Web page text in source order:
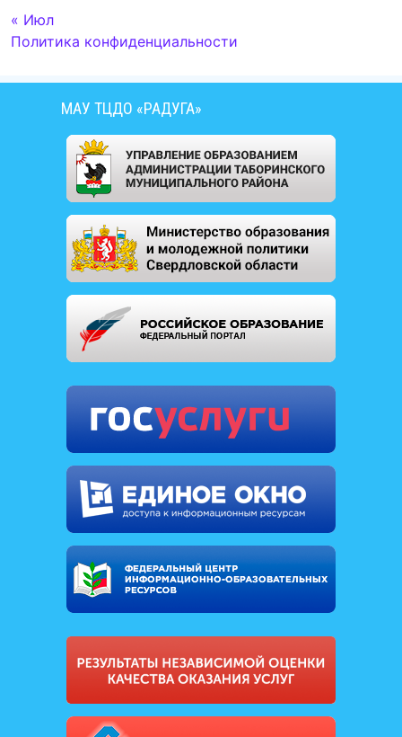
« Июл
Политика конфиденциальности
МАУ ТЦДО «РАДУГА»